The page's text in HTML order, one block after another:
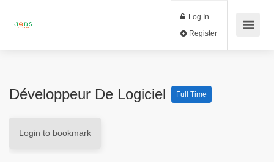
Log In
Développeur De Logiciel Full Time
Login to bookmark